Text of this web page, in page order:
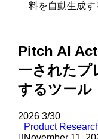
料を自動生成す
Pitch AI
一されたプ
するツール
2026 3/30
Product